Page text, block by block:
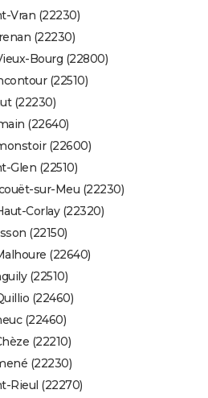
Vran (22230)
(22230)
Bourg (22800)
(22510)
(22230)
(22640)
(22600)
Glen (22510)
sur-Meu (22230)
Corlay (22320)
(22150)
(22640)
(22510)
(22460)
(22460)
(22210)
(22230)
Rieul (22270)